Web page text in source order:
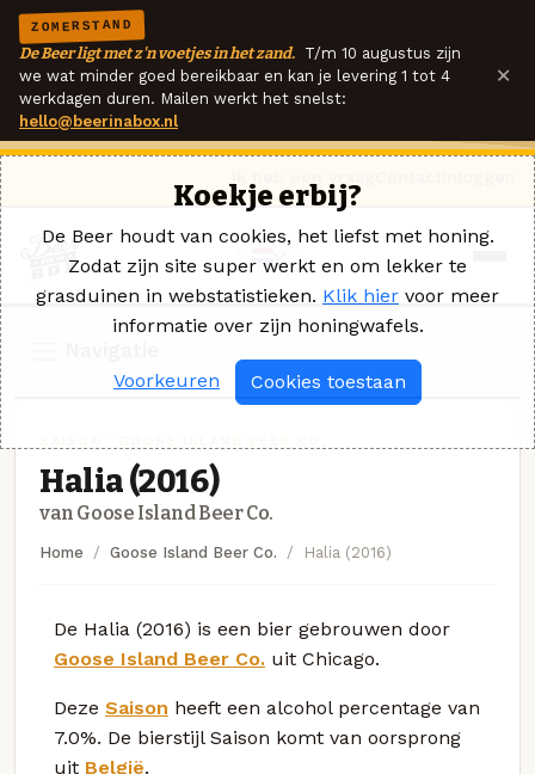
ZOMERSTAND
De Beer ligt met z'n voetjes in het zand. T/m 10 augustus zijn
we wat minder goed bereikbaar en kan je levering 1 tot 4
werkdagen duren. Mailen werkt het snelst:
hello@beerinabox.nl
×
Halia (2016)
van Goose Island Beer Co.
Home Goose Island Beer Co. Halia (2016)
De Halia (2016) is een bier gebrouwen door
Goose Island Beer Co. uit Chicago.
Deze Saison heeft een alcohol percentage van
7.0%. De bierstijl Saison komt van oorsprong
uit België.
Koekje erbij?
De Beer houdt van cookies, het liefst met honing.
Zodat zijn site super werkt en om lekker te
grasduinen in webstatistieken. Klik hier voor meer
informatie over zijn honingwafels.
Voorkeuren Cookies toestaan